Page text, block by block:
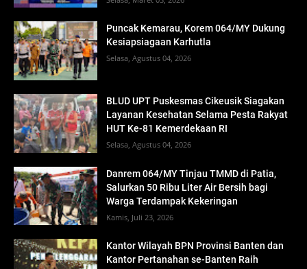
Puncak Kemarau, Korem 064/MY Dukung
Kesiapsiagaan Karhutla
Selasa, Agustus 04, 2026
BLUD UPT Puskesmas Cikeusik Siagakan
Layanan Kesehatan Selama Pesta Rakyat
HUT Ke-81 Kemerdekaan RI
Selasa, Agustus 04, 2026
Danrem 064/MY Tinjau TMMD di Patia,
Salurkan 50 Ribu Liter Air Bersih bagi
Warga Terdampak Kekeringan
Kamis, Juli 23, 2026
Kantor Wilayah BPN Provinsi Banten dan
Kantor Pertanahan se-Banten Raih